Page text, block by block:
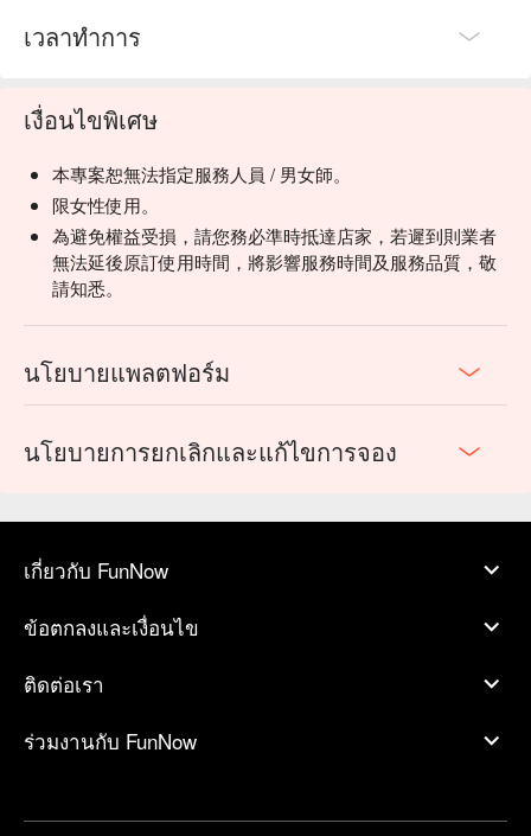
เวลาทำการ
เงื่อนไขพิเศษ
本專案恕無法指定服務人員 / 男女師。
限女性使用。
為避免權益受損，請您務必準時抵達店家，若遲到則業者
無法延後原訂使用時間，將影響服務時間及服務品質，敬
請知悉。
นโยบายแพลตฟอร์ม
นโยบายการยกเลิกและแก้ไขการจอง
เกี่ยวกับ FunNow
ข้อตกลงและเงื่อนไข
ติดต่อเรา
ร่วมงานกับ FunNow